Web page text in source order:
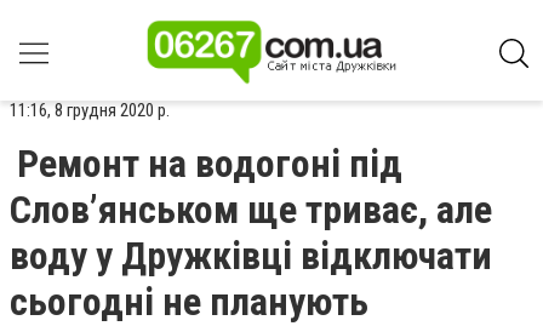
11:16, 8 грудня 2020 р.
Ремонт на водогоні під
Слов’янськом ще триває, але
воду у Дружківці відключати
сьогодні не планують